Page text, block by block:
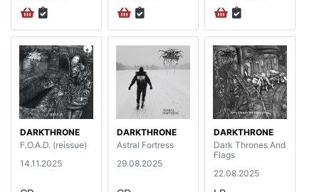
DARKTHRONE
F.O.A.D. (reissue)
14.11.2025
DARKTHRONE
Astral Fortress
29.08.2025
DARKTHRONE
Dark Thrones And
Flags
22.08.2025